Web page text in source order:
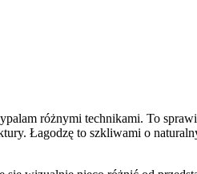
różnymi technikami. To
Łagodzę to szkliwami o